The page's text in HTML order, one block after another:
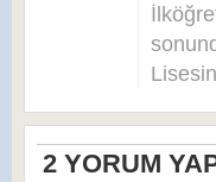
2 YORUM